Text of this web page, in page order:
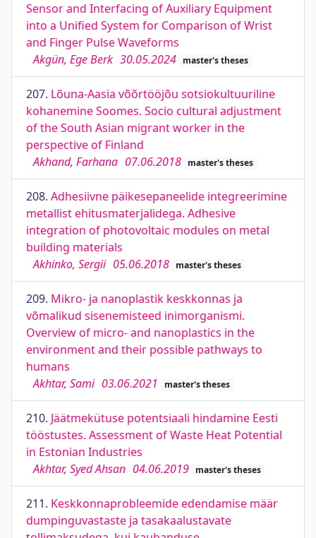
Sensor and Interfacing of Auxiliary Equipment
into a Unified System for Comparison of Wrist
and Finger Pulse Waveforms
Akgün, Ege Berk 30.05.2024 master's theses
207. Lõuna-Aasia võõrtööjõu sotsiokultuuriline
kohanemine Soomes. Socio cultural adjustment
of the South Asian migrant worker in the
perspective of Finland
Akhand, Farhana 07.06.2018 master's theses
208. Adhesiivne päikesepaneelide integreerimine
metallist ehitusmaterjalidega. Adhesive
integration of photovoltaic modules on metal
building materials
Akhinko, Sergii 05.06.2018 master's theses
209. Mikro- ja nanoplastik keskkonnas ja
võmalikud sisenemisteed inimorganismi.
Overview of micro- and nanoplastics in the
environment and their possible pathways to
humans
Akhtar, Sami 03.06.2021 master's theses
210. Jäätmekütuse potentsiaali hindamine Eesti
tööstustes. Assessment of Waste Heat Potential
in Estonian Industries
Akhtar, Syed Ahsan 04.06.2019 master's theses
211. Keskkonnaprobleemide edendamise määr
dumpinguvastaste ja tasakaalustavate